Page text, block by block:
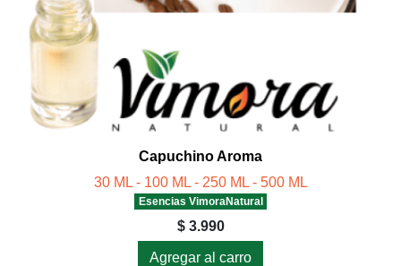
Capuchino Aroma
30 ML - 100 ML - 250 ML - 500 ML
Esencias VimoraNatural
$ 3.990
Agregar al carro